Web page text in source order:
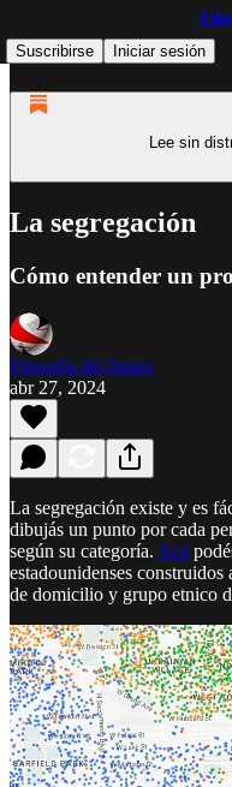
Suscribirse
Iniciar sesión
Lee sin
La segregación
Cómo entender un
Filosofía del futuro
abr 27, 2024
La segregación existe y es
dibujás un punto por cada
según su categoría. Acá
estadounidenses
de domicilio y grupo etnico